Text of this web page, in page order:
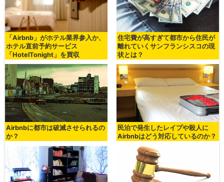
「Airbnb」がホテル業界参入か、
ホテル直前予約サービス
「HotelTonight」を買収
住宅費が高すぎて都市から住民が
離れていくサンフランシスコの現
状とは？
Airbnbに都市は破滅させられるの
か？
民泊で発生したレイプや殺人に
Airbnbはどう対応しているのか？